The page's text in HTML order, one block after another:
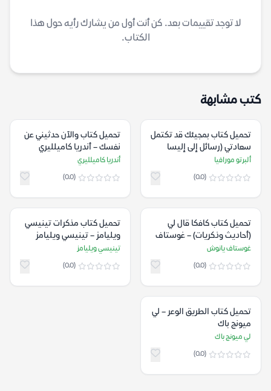
لا توجد تقييمات بعد. كن أنت أول من يشارك رأيه حول هذا
الكتاب.
كتب مشابهة
تحميل كتاب بمجيئك قد تكتمل
سعادتي (رسائل إلى إليسا
مورانته) – ألبرتو مورافيا
ألبرتو مورافيا
(0.0)
تحميل كتاب والآن حدثيني عن
نفسك – أندريا كاميلليري
أندريا كاميلليري
(0.0)
تحميل كتاب كافكا قال لي
(أحاديث وذكريات) – غوستاف
يانوش
غوستاف يانوش
(0.0)
تحميل كتاب مذكرات تينيسي
ويليامز – تينيسي ويليامز
تينيسي ويليامز
(0.0)
تحميل كتاب الطريق الوعر – لي
ميونج باك
لي ميونج باك
(0.0)